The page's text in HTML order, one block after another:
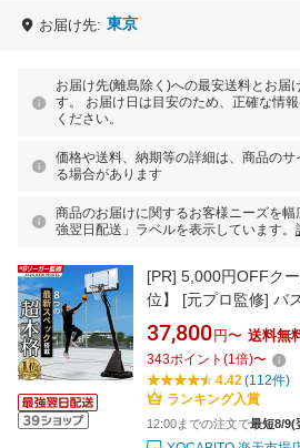
お届け先: 東京
お届け先(離島除く)への最安送料とお届
す。 お届け日は目安のため、正確な情
ください。
価格や送料、納期等の詳細は、商品の
る場合があります
商品のお届けに関するお客様ニーズを
強翌日配送」ラベルを表示しています。
[PR] 5,000円OFFク
位】 [元プロ監修] バ
高さ調整 230-305cm
発クリアボード 大容
付属 屋外 バスケ 家
球 6号球 7号球 バス
37,800 円〜 送料無
343ポイント (1倍)〜
4.42(112件)
ランキング入賞
12:00までの注文で最短8/9(